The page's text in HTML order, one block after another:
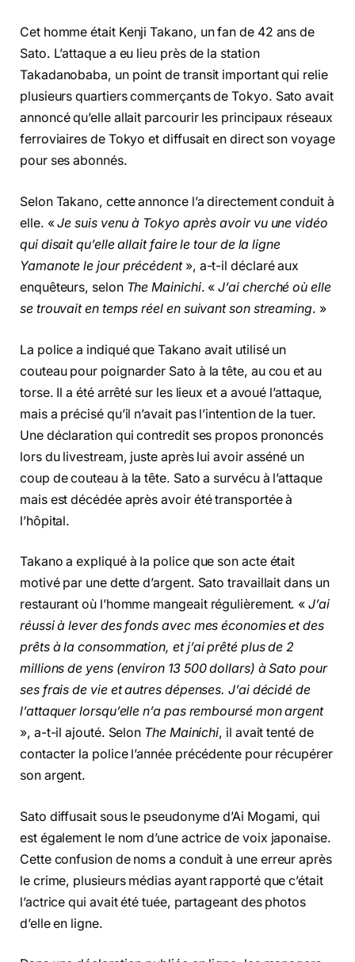
Cet homme était Kenji Takano, un fan de 42 ans de
Sato. L’attaque a eu lieu près de la station
Takadanobaba, un point de transit important qui relie
plusieurs quartiers commerçants de Tokyo. Sato avait
annoncé qu’elle allait parcourir les principaux réseaux
ferroviaires de Tokyo et diffusait en direct son voyage
pour ses abonnés.
Selon Takano, cette annonce l’a directement conduit à
elle. «Je suis venu à Tokyo après avoir vu une vidéo
qui disait qu’elle allait faire le tour de la ligne
Yamanote le jour précédent », a-t-il déclaré aux
enquêteurs, selon The Mainichi. «J’ai cherché où elle
se trouvait en temps réel en suivant son streaming. »
La police a indiqué que Takano avait utilisé un
couteau pour poignarder Sato à la tête, au cou et au
torse. Il a été arrêté sur les lieux et a avoué l’attaque,
mais a précisé qu’il n’avait pas l’intention de la tuer.
Une déclaration qui contredit ses propos prononcés
lors du livestream, juste après lui avoir asséné un
coup de couteau à la tête. Sato a survécu à l’attaque
mais est décédée après avoir été transportée à
l’hôpital.
Takano a expliqué à la police que son acte était
motivé par une dette d’argent. Sato travaillait dans un
restaurant où l’homme mangeait régulièrement. «J’ai
réussi à lever des fonds avec mes économies et des
prêts à la consommation, et j’ai prêté plus de 2
millions de yens (environ 13 500 dollars) à Sato pour
ses frais de vie et autres dépenses. J’ai décidé de
l’attaquer lorsqu’elle n’a pas remboursé mon argent
», a-t-il ajouté. Selon The Mainichi, il avait tenté de
contacter la police l’année précédente pour récupérer
son argent.
Sato diffusait sous le pseudonyme d’Ai Mogami, qui
est également le nom d’une actrice de voix japonaise.
Cette confusion de noms a conduit à une erreur après
le crime, plusieurs médias ayant rapporté que c’était
l’actrice qui avait été tuée, partageant des photos
d’elle en ligne.